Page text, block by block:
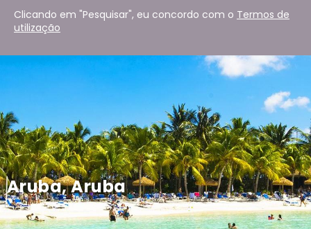
Aruba, Aruba
Clicando em "Pesquisar", eu concordo com o Termos de
utilização